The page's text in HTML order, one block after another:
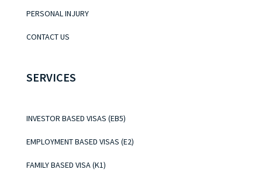
PERSONAL INJURY
CONTACT US
SERVICES
INVESTOR BASED VISAS (EB5)
EMPLOYMENT BASED VISAS (E2)
FAMILY BASED VISA (K1)